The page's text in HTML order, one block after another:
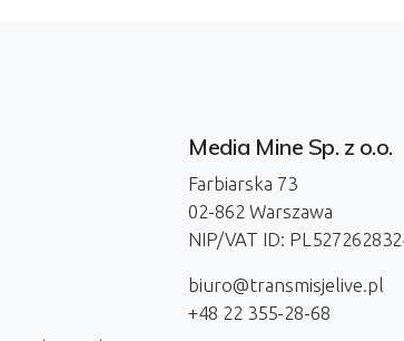
Media Mine Sp. z o.o.
Farbiarska 73
02-862 Warszawa
NIP/VAT ID:
biuro@transmisjelive.pl
+48 22 355-28-68